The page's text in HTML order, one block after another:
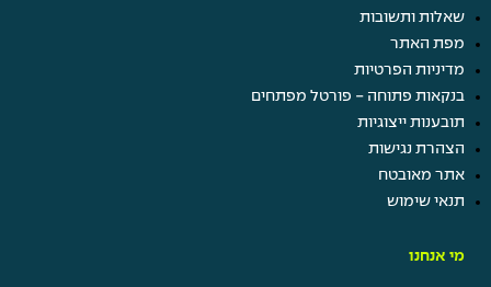
שאלות ותשובות
מפת האתר
מדיניות הפרטיות
בנקאות פתוחה - פורטל מפתחים
תובענות ייצוגיות
הצהרת נגישות
אתר מאובטח
תנאי שימוש
מי אנחנו